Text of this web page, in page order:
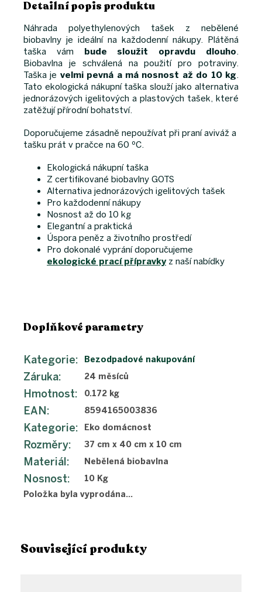
Související produkty
Detailní popis produktu
Náhrada polyethylenových tašek z nebělené
biobavlny je ideální na každodenní nákupy. Plátěná
taška vám
bude sloužit opravdu dlouho.
Biobavlna je schválená na použití pro potraviny.
Taška je velmi pevná a má nosnost až do 10 kg.
Tato ekologická nákupní taška slouží jako alternativa
jednorázových igelitových a plastových tašek, které
zatěžují přírodní bohatství.
Doporučujeme zásadně nepoužívat při praní aviváž a
tašku prát v pračce na 60 ºC.
Ekologická nákupní taška
Z certifikované biobavlny GOTS
Alternativa jednorázových igelitových tašek
Pro každodenní nákupy
Nosnost až do 10 kg
Elegantní a praktická
Úspora peněz a životního prostředí
Pro dokonalé vyprání doporučujeme
ekologické prací přípravkyz naší nabídky
Doplňkové parametry
Kategorie: Bezodpadové nakupování
Záruka: 24 měsíců
Hmotnost: 0.172 kg
EAN: 8594165003836
Kategorie: Eko domácnost
Rozměry: 37 cm x 40 cm x 10 cm
Materiál: Nebělená biobavlna
Nosnost:
10 Kg
Položka byla vyprodána…